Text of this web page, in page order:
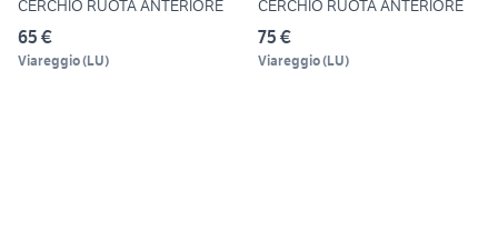
CERCHIO RUOTA ANTERIORE
65 €
Viareggio(LU)
CERCHIO RUOTA ANTERIORE
75 €
Viareggio(LU)